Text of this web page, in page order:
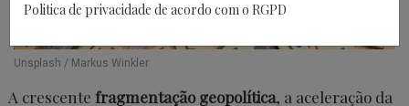
Unsplash / Markus Winkler
A crescente fragmentação geopolítica, a aceleração da
Politica de privacidade de acordo com o RGPD